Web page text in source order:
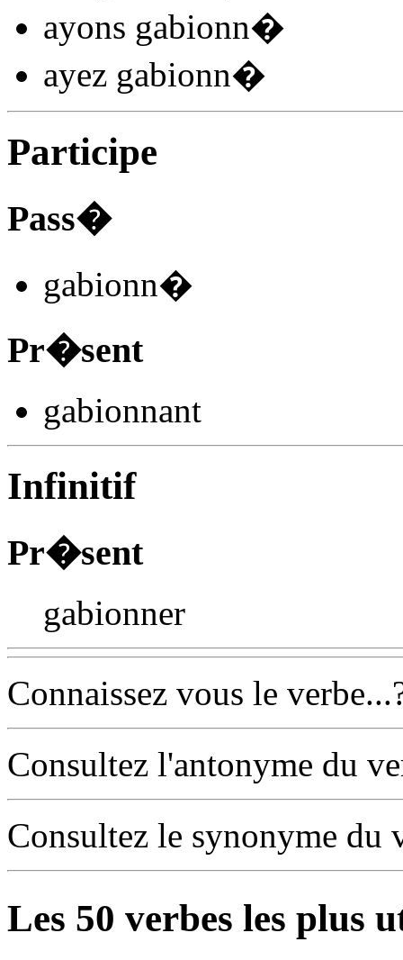
ayons gabionn�
ayez gabionn�
Participe
Pass�
gabionn�
Pr�sent
gabionnant
Infinitif
Pr�sent
gabionner
Connaissez vous le
Consultez l'antonyme du
Consultez le synonyme du
Les 50 verbes les plus